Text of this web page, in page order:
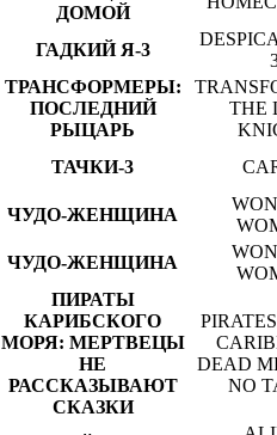
ДОМОЙ
ГАДКИЙ Я-3
ТРАНСФОРМЕРЫ:
ПОСЛЕДНИЙ
РЫЦАРЬ
THE
ТАЧКИ-3
ЧУДО-ЖЕНЩИНА
ЧУДО-ЖЕНЩИНА
ПИРАТЫ
КАРИБСКОГО
МОРЯ: МЕРТВЕЦЫ
НЕ
РАССКАЗЫВАЮТ
СКАЗКИ
DEAD
NO